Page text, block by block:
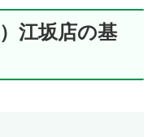
江坂店の基